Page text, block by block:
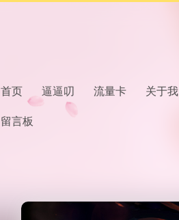
首页 逼逼叨 流量卡 关于我
留言板